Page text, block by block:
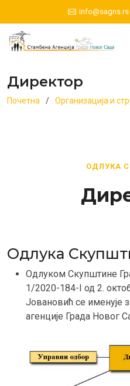
info@sagns.rs
Директор
Почетна Организација и
ОДЛУКА
Одлука
Одлуком Скупштине
1/2020-184-I од 2.
Јовановић се именује
агенције Града Новог